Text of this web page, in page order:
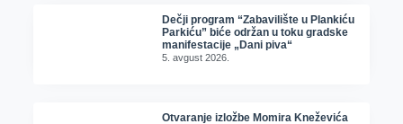
Dečji program “Zabavilište u Plankiću
Parkiću” biće održan u toku gradske
manifestacije „Dani piva“
5. avgust 2026.
Otvaranje izložbe Momira Kneževića